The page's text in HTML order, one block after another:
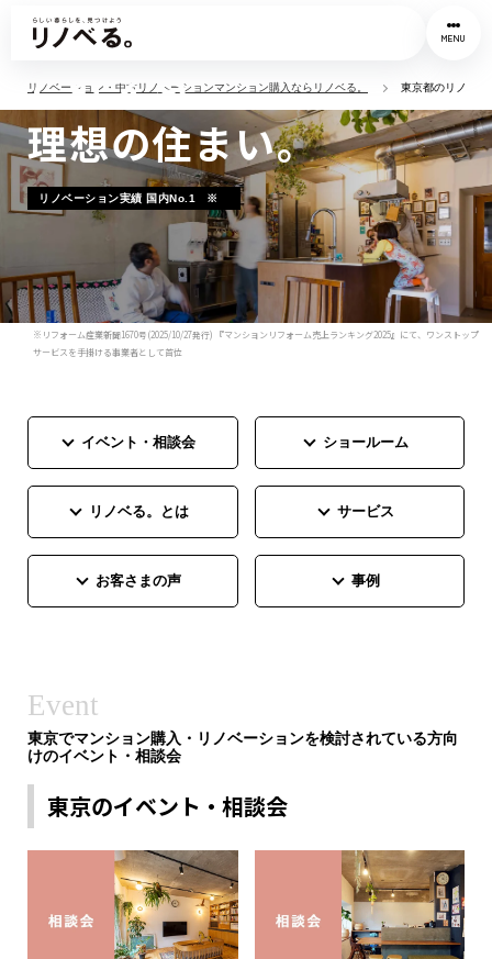
MENU
リノベーション・中古リノベーションマンション購入ならリノベる。 東京都のリノベ
中古マンションのプロ
と叶える
理想の住まい。
リノベーション実績 国内No.1 ※
※ リフォーム産業新聞1670号(2025/10/27発行) 『マンションリフォーム売上ランキング2025』にて、ワンストップ
サービスを手掛ける事業者として首位
イベント・相談会 ショールーム
リノベる。とは サービス
お客さまの声 事例
Event
東京でマンション購入・リノベーションを検討されている方向
けのイベント・相談会
東京のイベント・相談会